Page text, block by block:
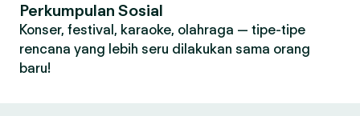
Perkumpulan Sosial
Konser, festival, karaoke, olahraga — tipe-tipe
rencana yang lebih seru dilakukan sama orang
baru!